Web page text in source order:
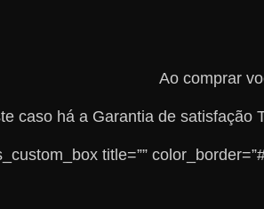
Ao comprar
caso há a Garantia de satisfação
title=””